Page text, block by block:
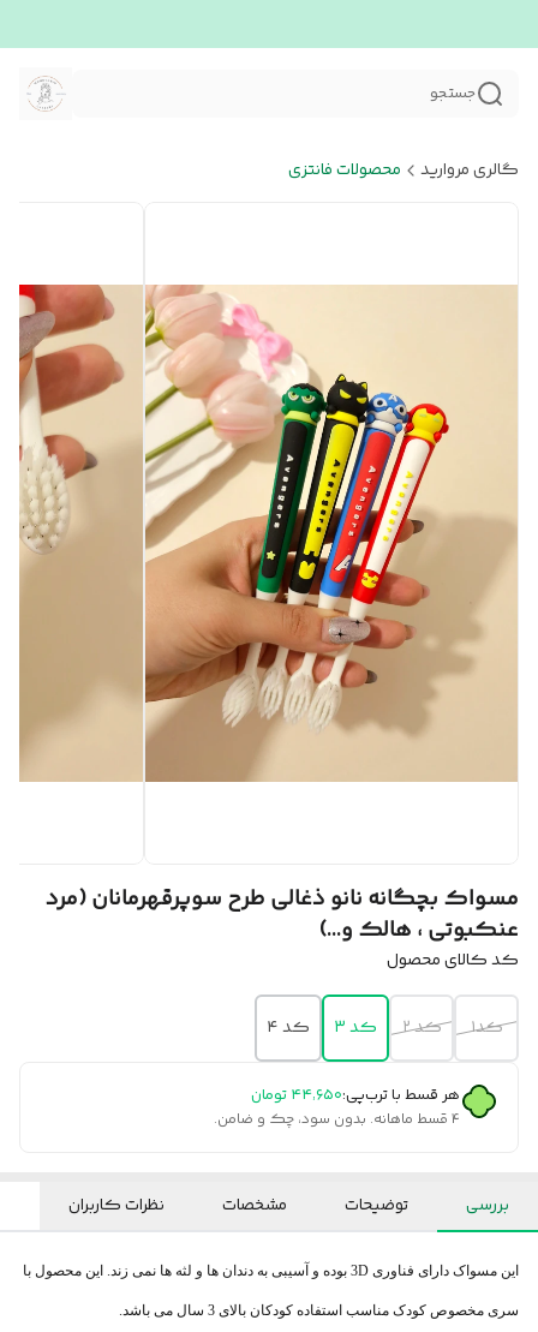
جستجو
گالری مروارید محصولات فانتزی
مسواک بچگانه نانو ذغالی طرح سوپرقهرمانان (مرد
عنکبوتی ، هالک و...)
کد کالای محصول
کد۱ کد ۲ کد ۳ کد ۴
هر قسط با ترب‌پی:۴۴٬۶۵۰ تومان
۴ قسط ماهانه. بدون سود، چک و ضامن.
بررسی توضیحات مشخصات نظرات کاربران
این مسواک دارای فناوری 3D بوده و آسیبی به دندان ها و لثه ها نمی زند. این محصول با
سری مخصوص کودک مناسب استفاده کودکان بالای 3 سال می باشد.